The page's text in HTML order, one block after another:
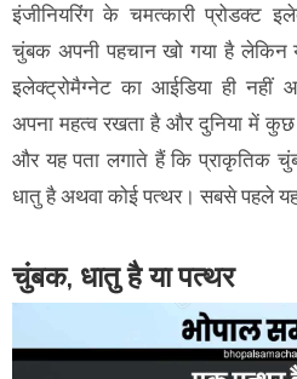
इंजीनियरिंग के चमत्कारी प्रोडक्ट
चुंबक अपनी पहचान खो गया है लेकिन
इलेक्ट्रोमैग्नेट का आईडिया ही
अपना महत्व रखता है और दुनिया में
और यह पता लगाते हैं कि प्राकृतिक
धातु है अथवा कोई पत्थर। सबसे पहले यह
चुंबक, धातु है या पत्थर